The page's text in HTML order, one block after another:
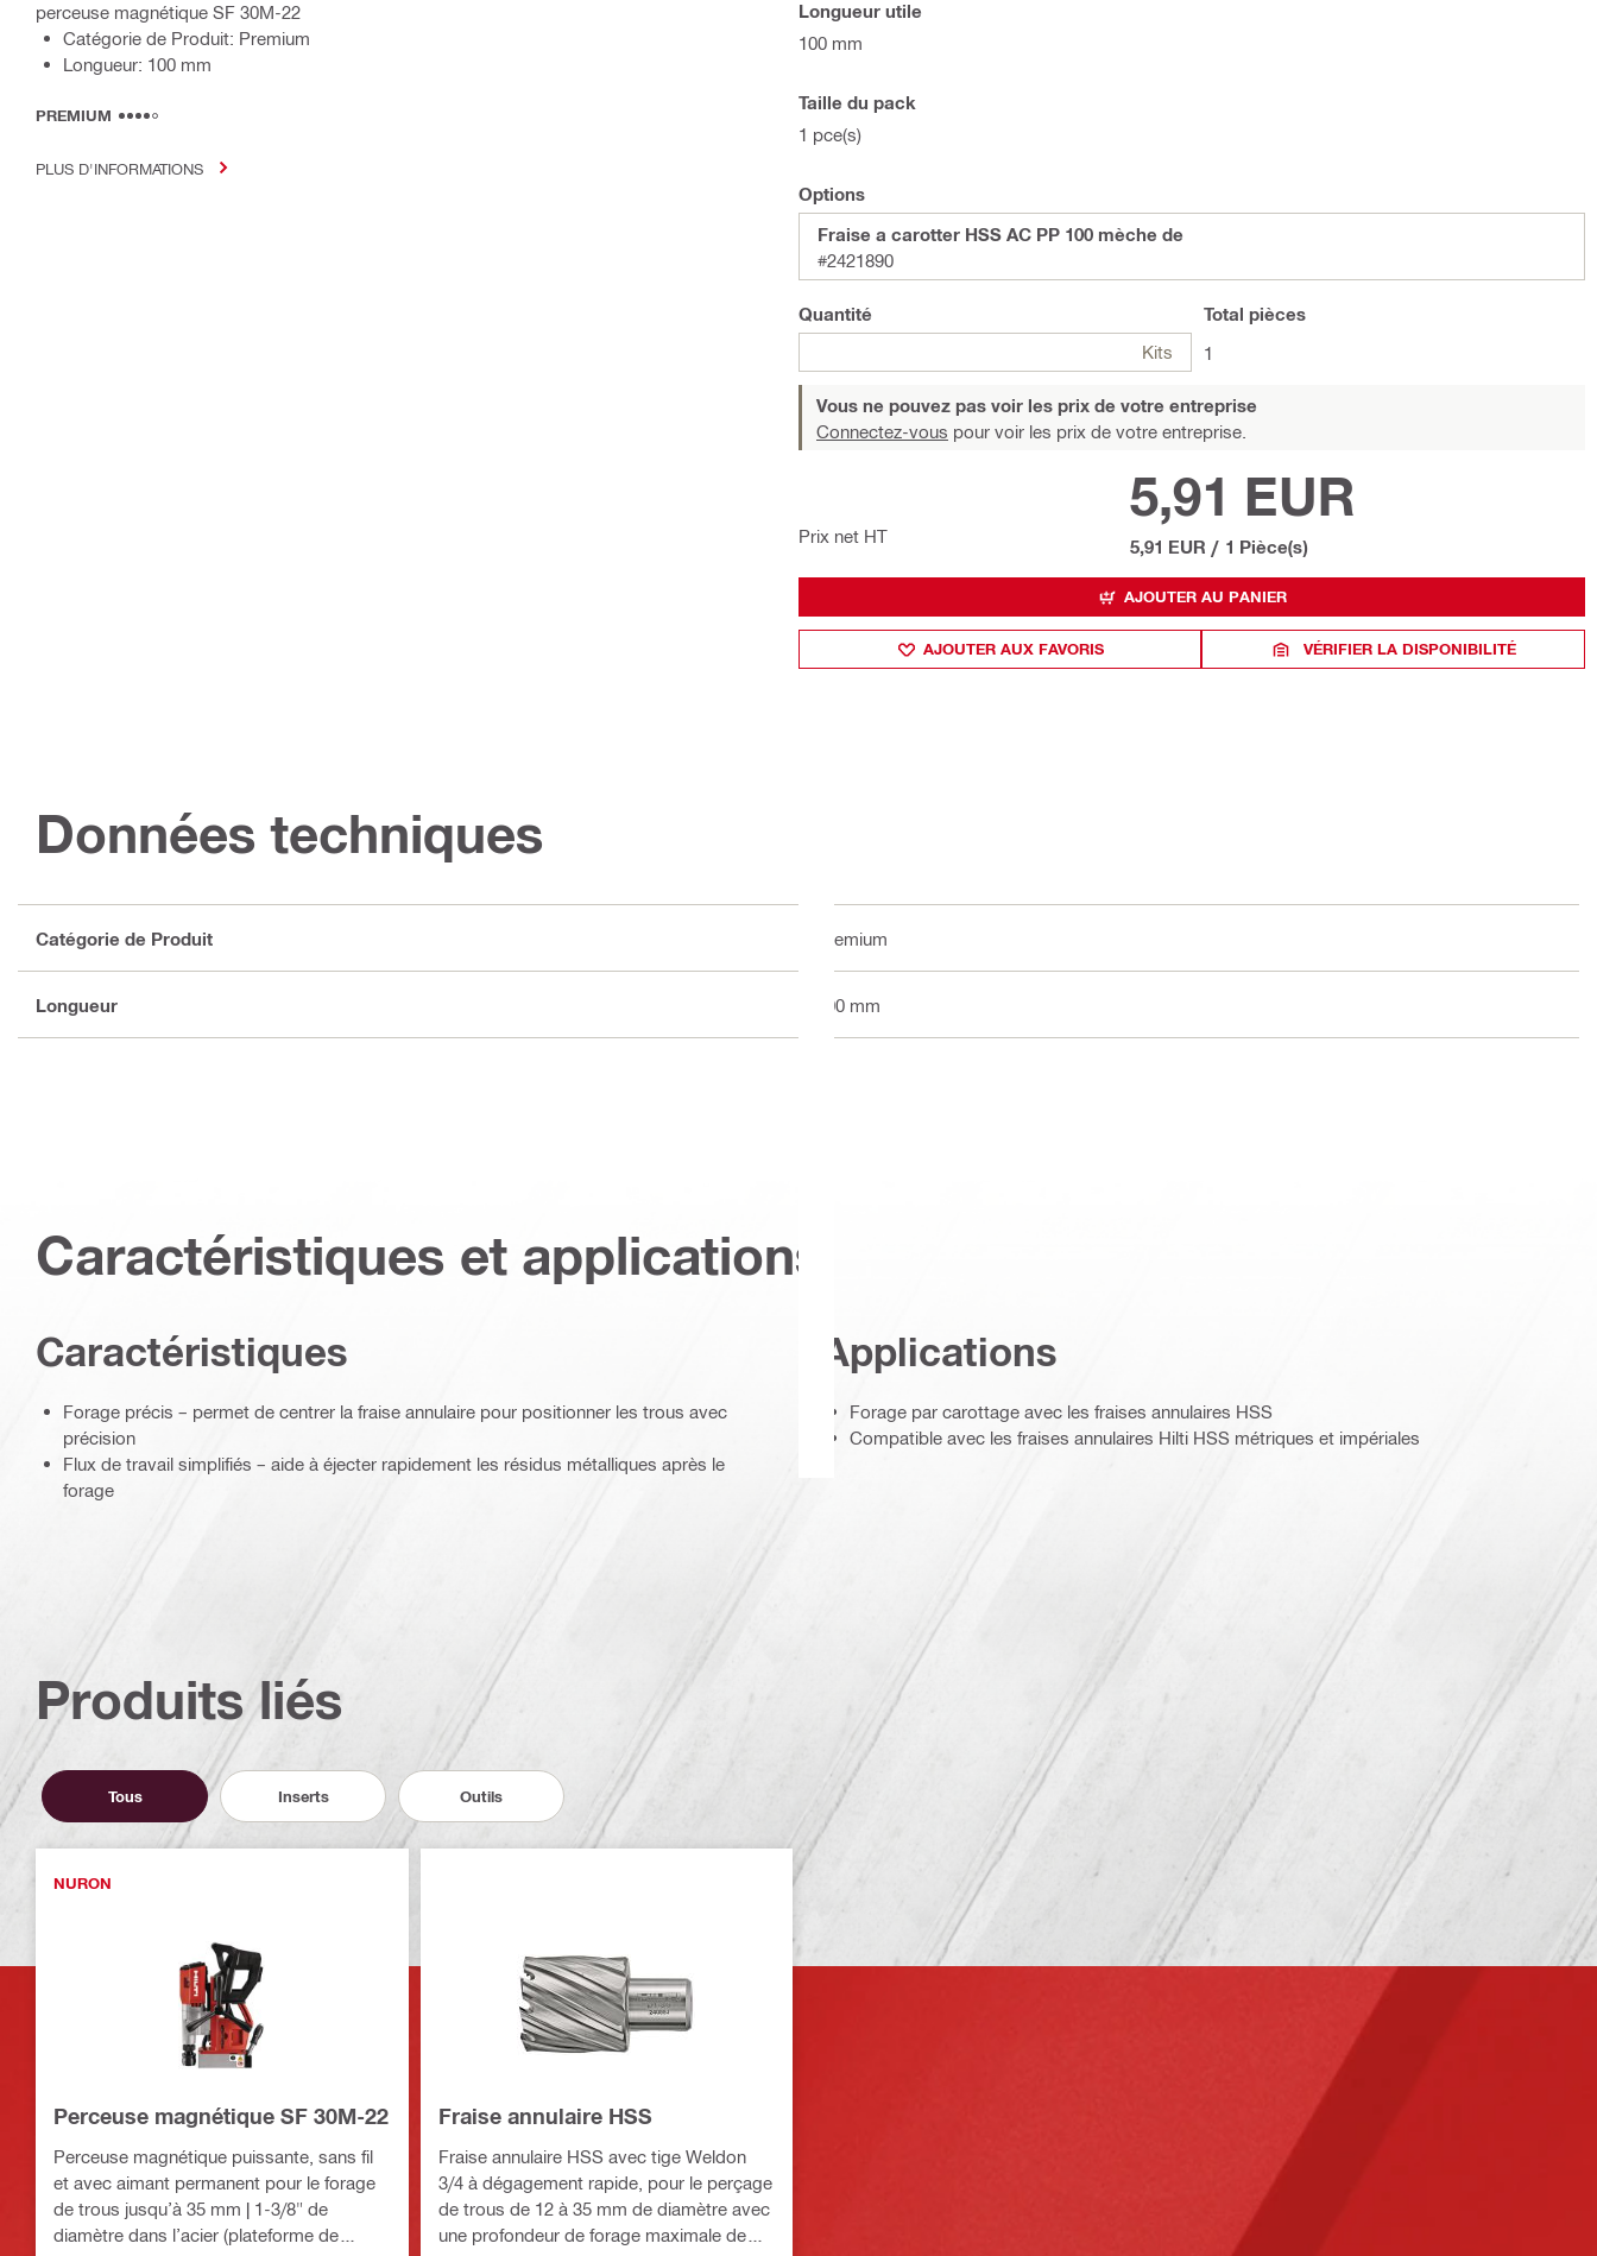
perceuse magnétique SF 30M-22
Catégorie de Produit: Premium
Longueur: 100 mm
PREMIUM
PLUS D'INFORMATIONS
Longueur utile
100 mm
Taille du pack
1 pce(s)
Options
Fraise a carotter HSS AC PP 100 mèche de
#2421890
Quantité
Kits
Total pièces
1
Vous ne pouvez pas voir les prix de votre entreprise
Connectez-vous pour voir les prix de votre entreprise.
Prix net HT
5,91 EUR
5,91 EUR / 1 Pièce(s)
AJOUTER AU PANIER
AJOUTER AUX FAVORIS VÉRIFIER LA DISPONIBILITÉ
Données techniques
Catégorie de Produit Premium
Longueur 100 mm
Caractéristiques et applications
Caractéristiques
Forage précis – permet de centrer la fraise annulaire pour positionner les trous avec
précision
Flux de travail simplifiés – aide à éjecter rapidement les résidus métalliques après le
forage
Applications
Forage par carottage avec les fraises annulaires HSS
Compatible avec les fraises annulaires Hilti HSS métriques et impériales
Produits liés
Tous Inserts Outils
NURON
Perceuse magnétique SF 30M-22
Perceuse magnétique puissante, sans fil
et avec aimant permanent pour le forage
de trous jusqu’à 35 mm | 1-3/8" de
diamètre dans l’acier (plateforme de
Fraise annulaire HSS
Fraise annulaire HSS avec tige Weldon
3/4 à dégagement rapide, pour le perçage
de trous de 12 à 35 mm de diamètre avec
une profondeur de forage maximale de